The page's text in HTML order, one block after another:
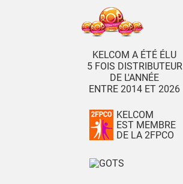
KELCOM A ÉTÉ ÉLU
5 FOIS DISTRIBUTEUR
DE L'ANNÉE
ENTRE 2014 ET 2026
KELCOM
EST MEMBRE
DE LA 2FPCO